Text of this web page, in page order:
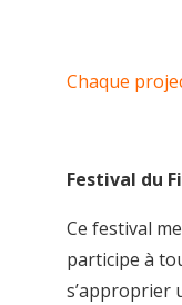
Chaque
Festival du
Ce festival
participe à
s’approprier